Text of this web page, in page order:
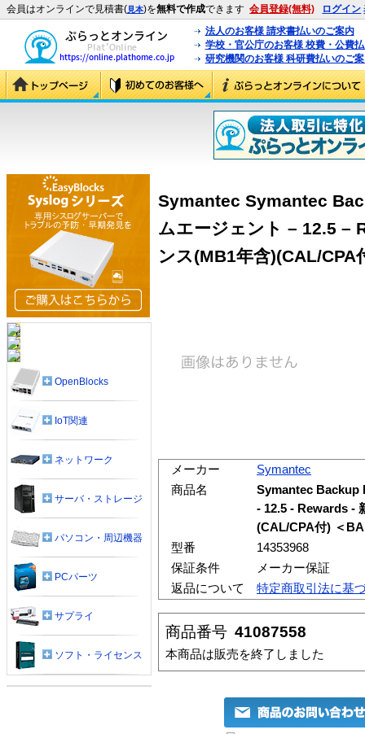
会員はオンラインで見積書(見本)を無料で作成できます 会員登録(無料) ログイン
法人のお客様 請求書払いのご案内
学校・官公庁のお客様 校費・公費
研究機関のお客様 科研費払いのご
Symantec Symantec
ムエージェント – 12.5 –
ンス(MB1年含)(CAL/CPA
メーカー
Symantec
商品名
Symantec Backup
- 12.5 - Rewards -
(CAL/CPA付) ＜
型番
14353968
保証条件
メーカー保証
返品について
特定商取引法に基
商品番号 41087558
本商品は販売を終了しました
OpenBlocks
IoT関連
ネットワーク
サーバ・ストレージ
パソコン・周辺機器
PCパーツ
サプライ
ソフト・ライセンス